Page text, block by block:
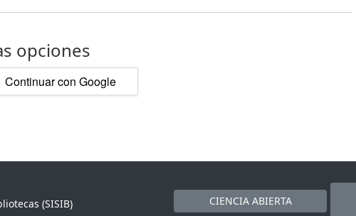
opciones
Continuar con Google
(SISIB)
CIENCIA ABIERTA